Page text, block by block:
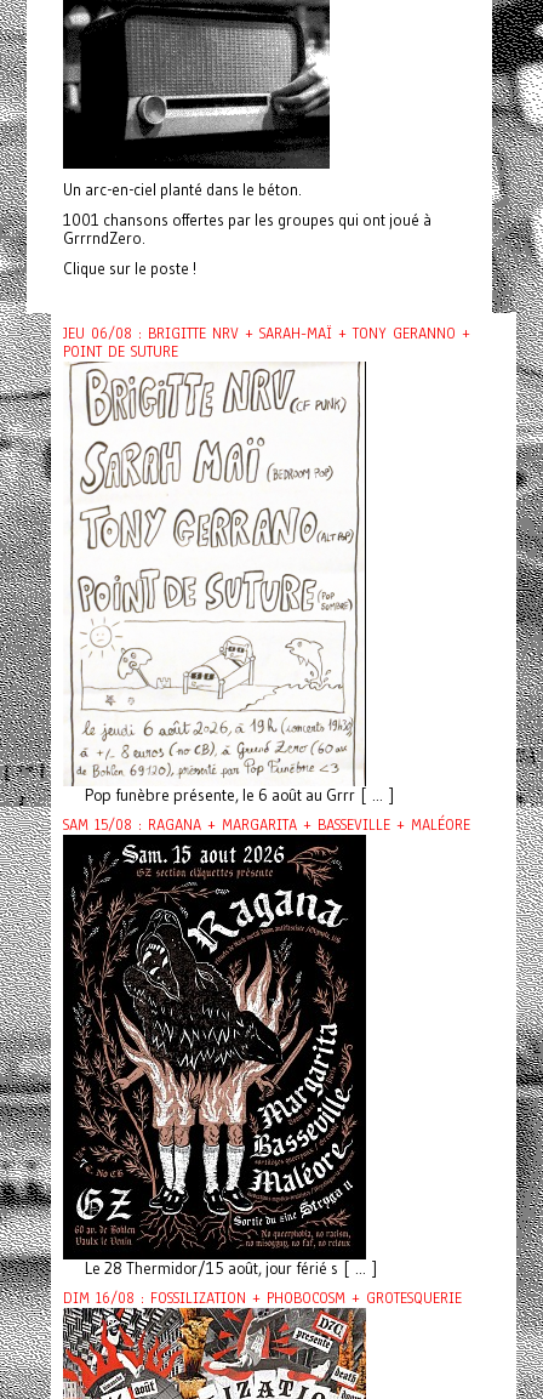
Un arc-en-ciel planté dans le béton.
1001 chansons offertes par les groupes qui ont joué à
GrrrndZero.
Clique sur le poste !
JEU 06/08 : BRIGITTE NRV + SARAH-MAÏ + TONY GERANNO +
POINT DE SUTURE
Pop funèbre présente, le 6 août au Grrr [ ... ]
SAM 15/08 : RAGANA + MARGARITA + BASSEVILLE + MALÉORE
Le 28 Thermidor/15 août, jour férié s [ ... ]
DIM 16/08 : FOSSILIZATION + PHOBOCOSM + GROTESQUERIE